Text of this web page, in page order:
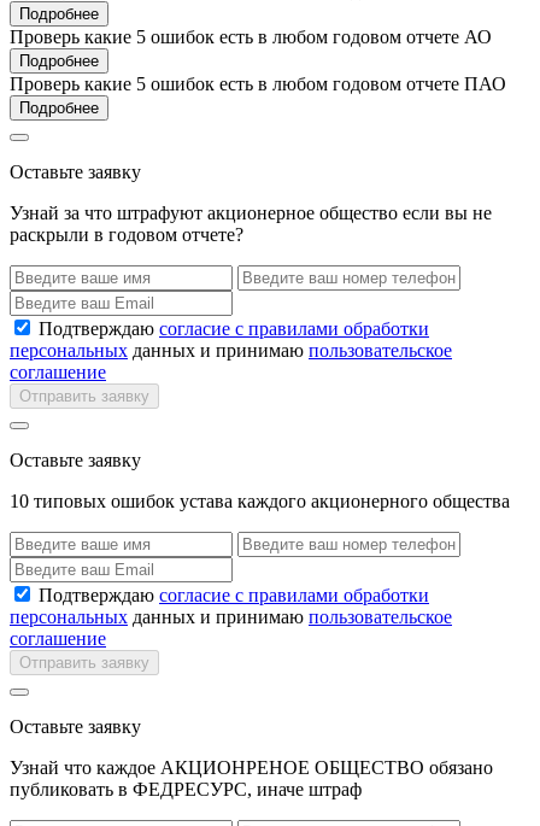
Подробнее
Проверь какие 5 ошибок есть в любом годовом отчете АО
Подробнее
Проверь какие 5 ошибок есть в любом годовом отчете ПАО
Подробнее
Оставьте заявку
Узнай за что штрафуют акционерное общество если вы не
раскрыли в годовом отчете?
Подтверждаю согласие с правилами обработки
персональных данных и принимаю пользовательское
соглашение
Отправить заявку
Оставьте заявку
10 типовых ошибок устава каждого акционерного общества
Подтверждаю согласие с правилами обработки
персональных данных и принимаю пользовательское
соглашение
Отправить заявку
Оставьте заявку
Узнай что каждое АКЦИОНРЕНОЕ ОБЩЕСТВО обязано
публиковать в ФЕДРЕСУРС, иначе штраф